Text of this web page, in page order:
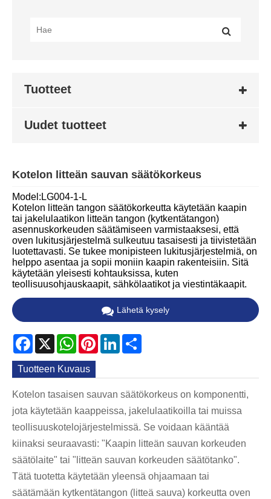
Tuotteet
Uudet tuotteet
Kotelon litteän sauvan säätökorkeus
Model:LG004-1-L
Kotelon litteän tangon säätökorkeutta käytetään kaapin
tai jakelulaatikon litteän tangon (kytkentätangon)
asennuskorkeuden säätämiseen varmistaaksesi, että
oven lukitusjärjestelmä sulkeutuu tasaisesti ja tiivistetään
luotettavasti. Se tukee monipisteen lukitusjärjestelmiä, on
helppo asentaa ja sopii moniin kaapin rakenteisiin. Sitä
käytetään yleisesti kohtauksissa, kuten
teollisuusohjauskaapit, sähkölaatikot ja viestintäkaapit.
Lähetä kysely
Facebook
X WhatsApp
PinterestLinkedIn
Tuotteen Kuvaus
Kotelon tasaisen sauvan säätökorkeus on komponentti,
jota käytetään kaappeissa, jakelulaatikoilla tai muissa
teollisuuskotelojärjestelmissä. Se voidaan kääntää
kiinaksi seuraavasti: "Kaapin litteän sauvan korkeuden
säätölaite" tai "litteän sauvan korkeuden säätötanko".
Tätä tuotetta käytetään yleensä ohjaamaan tai
säätämään kytkentätangon (litteä sauva) korkeutta oven